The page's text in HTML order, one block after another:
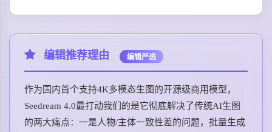
编辑推荐理由 编辑严选
作为国内首个支持4K多模态生图的开源级商用模型，
Seedream 4.0最打动我们的是它彻底解决了传统AI生图
的两大痛点：一是人物/主体一致性差的问题，批量生成